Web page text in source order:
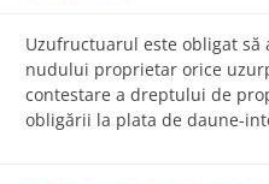
Uzufructuarul este obligat
nudului proprietar orice
contestare a dreptului de
obligării la plata de daune-